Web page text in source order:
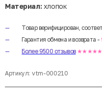
Материал:хлопок
Товар верифицирован,
Гарантия обмена и возврата -
Более 9500 отзывов ★★★★★
Артикул: vtm-000210